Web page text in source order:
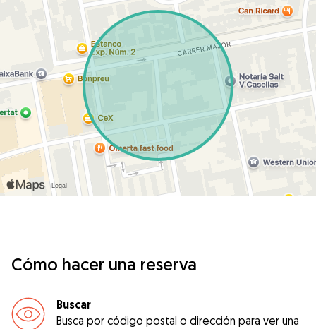
Cómo hacer una reserva
Buscar
Busca por código postal o dirección para ver una